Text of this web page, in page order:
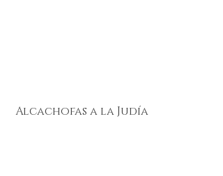
Alcachofas a la Judía